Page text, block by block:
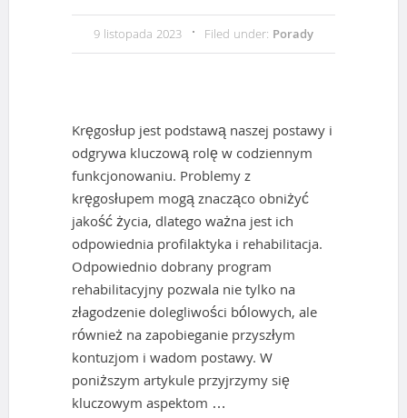
9 listopada 2023 Filed under: Porady
Kręgosłup jest podstawą naszej postawy i
odgrywa kluczową rolę w codziennym
funkcjonowaniu. Problemy z
kręgosłupem mogą znacząco obniżyć
jakość życia, dlatego ważna jest ich
odpowiednia profilaktyka i rehabilitacja.
Odpowiednio dobrany program
rehabilitacyjny pozwala nie tylko na
złagodzenie dolegliwości bólowych, ale
również na zapobieganie przyszłym
kontuzjom i wadom postawy. W
poniższym artykule przyjrzymy się
kluczowym aspektom …